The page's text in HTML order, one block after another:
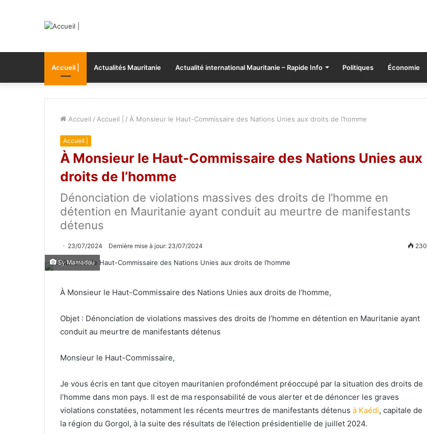
Accueil | Actualités Mauritanie Actualité international Mauritanie – Rapide Info Politiques Économie
Accueil / Accueil | / À Monsieur le Haut-Commissaire des Nations Unies aux droits de l’homme
Accueil |
À Monsieur le Haut-Commissaire des Nations Unies aux
droits de l’homme
Dénonciation de violations massives des droits de l’homme en
détention en Mauritanie ayant conduit au meurtre de manifestants
détenus
23/07/2024 Dernière mise à jour: 23/07/2024 230
Sy Mamadou
À Monsieur le Haut-Commissaire des Nations Unies aux droits de l’homme,
Objet : Dénonciation de violations massives des droits de l’homme en détention en Mauritanie ayant
conduit au meurtre de manifestants détenus
Monsieur le Haut-Commissaire,
Je vous écris en tant que citoyen mauritanien profondément préoccupé par la situation des droits de
l’homme dans mon pays. Il est de ma responsabilité de vous alerter et de dénoncer les graves
violations constatées, notamment les récents meurtres de manifestants détenus à Kaédi, capitale de
la région du Gorgol, à la suite des résultats de l’élection présidentielle de juillet 2024.